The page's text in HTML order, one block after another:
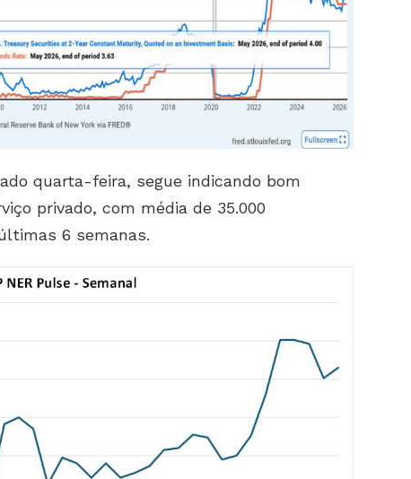
quarta-feira, segue indicando bom
privado, com média de 35.000
6 semanas.